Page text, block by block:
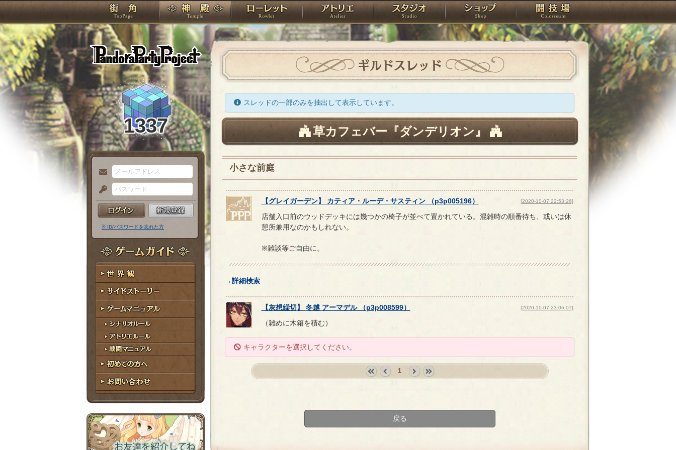
PandoraPartyProject
TOP 神殿 ローレット アトリエ スタジオ ショップ 闘技場
1337
メ
ー
ル
ア
ド
レ
ス
パ
ス
ー
ド
※ ID/パスワードを忘れた方
ゲームガイド
世界観
サイドストーリー
ゲームマニュアル
シナリオルール
アトリエルール
戦闘マニュアル
初めての方へ
お問い合わせ
ギルドスレッド
スレッドの一部のみを抽出して表示しています。
草カフェバー『ダンデリオン』
小さな前庭
【グレイガーデン】 カティア・ ルーデ・ サスティン（p3p005196） [2020-10-07 22:53:26]
店舗入口前のウッドデッキには幾つかの椅子が並べて置かれている。混雑時の順番待ち、或いは休
憩所兼用なのかもしれない。
※雑談等ご自由に。
→詳細検索
【灰想繰切】 冬越 アーマデル（p3p008599） [2020-10-07 23:06:07]
（雑めに木箱を積む）
キャラクターを選択してください。
1
戻る